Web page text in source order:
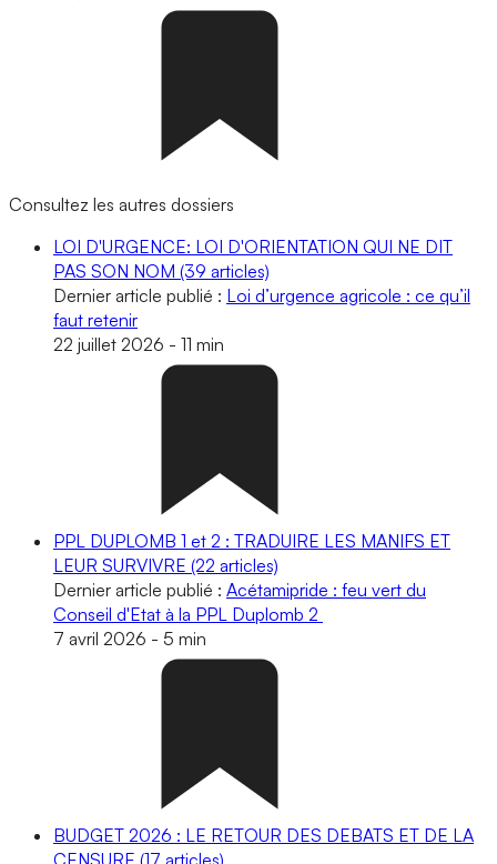
Consultez les autres dossiers
LOI D'URGENCE: LOI D'ORIENTATION QUI NE DIT
PAS SON NOM (39 articles)
Dernier article publié : Loi d’urgence agricole : ce qu’il
faut retenir
22 juillet 2026 - 11 min
PPL DUPLOMB 1 et 2 : TRADUIRE LES MANIFS ET
LEUR SURVIVRE (22 articles)
Dernier article publié : Acétamipride : feu vert du
Conseil d'Etat à la PPL Duplomb 2
7 avril 2026 - 5 min
BUDGET 2026 : LE RETOUR DES DEBATS ET DE LA
CENSURE (17 articles)